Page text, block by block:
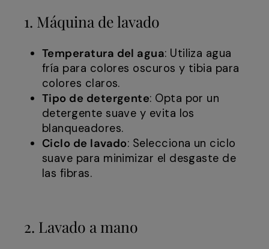
1. Máquina de lavado
Temperatura del agua: Utiliza agua
fría para colores oscuros y tibia para
colores claros.
Tipo de detergente: Opta por un
detergente suave y evita los
blanqueadores.
Ciclo de lavado: Selecciona un ciclo
suave para minimizar el desgaste de
las fibras.
2. Lavado a mano